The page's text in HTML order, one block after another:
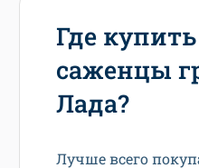
Где купить
саженцы
Лада?
Лучше всего